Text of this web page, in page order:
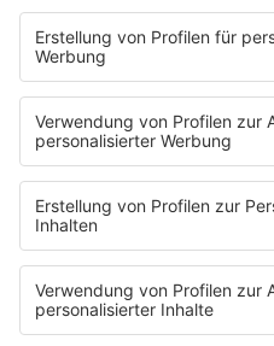
PODCASTS
Mit den Waffeln einer Frau
Frühstück bei Barbara
Brave & One
NotAufnahme
"Bewerbung und Karriere"
Aber bitte mit Schlager
Erdbeerkäse
Fitness mit M.A.R.K
Glück in Worten
Todesursache